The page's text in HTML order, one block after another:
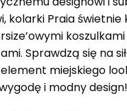
kolarki Praia
Sprawdzą się na
miejskiego
i modny design!